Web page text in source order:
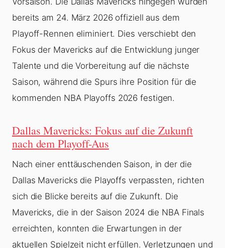
bereits am 24. März 2026 offiziell aus dem
Playoff-Rennen eliminiert. Dies verschiebt den
Fokus der Mavericks auf die Entwicklung junger
Talente und die Vorbereitung auf die nächste
Saison, während die Spurs ihre Position für die
kommenden NBA Playoffs 2026 festigen.
Dallas Mavericks: Fokus auf die Zukunft
nach dem Playoff-Aus
Nach einer enttäuschenden Saison, in der die
Dallas Mavericks die Playoffs verpassten, richten
sich die Blicke bereits auf die Zukunft. Die
Mavericks, die in der Saison 2024 die NBA Finals
erreichten, konnten die Erwartungen in der
aktuellen Spielzeit nicht erfüllen. Verletzungen und